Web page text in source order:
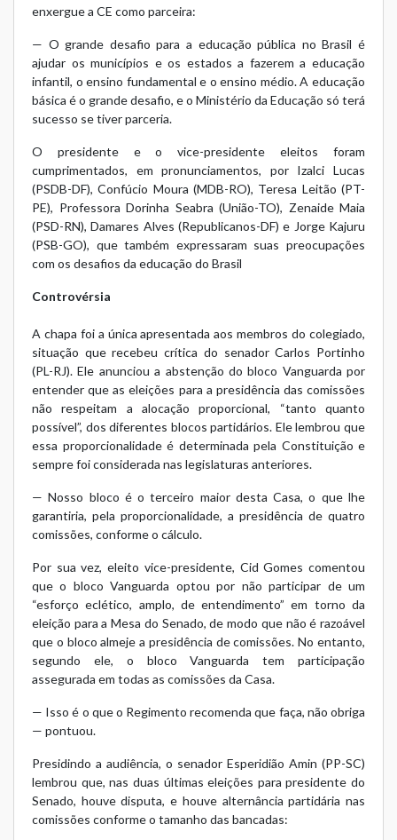
enxergue a CE como parceira:
— O grande desafio para a educação pública no Brasil é
ajudar os municípios e os estados a fazerem a educação
infantil, o ensino fundamental e o ensino médio. A educação
básica é o grande desafio, e o Ministério da Educação só terá
sucesso se tiver parceria.
O presidente e o vice-presidente eleitos foram
cumprimentados, em pronunciamentos, por Izalci Lucas
(PSDB-DF), Confúcio Moura (MDB-RO), Teresa Leitão (PT-
PE), Professora Dorinha Seabra (União-TO), Zenaide Maia
(PSD-RN), Damares Alves (Republicanos-DF) e Jorge Kajuru
(PSB-GO), que também expressaram suas preocupações
com os desafios da educação do Brasil
Controvérsia
A chapa foi a única apresentada aos membros do colegiado,
situação que recebeu crítica do senador Carlos Portinho
(PL-RJ). Ele anunciou a abstenção do bloco Vanguarda por
entender que as eleições para a presidência das comissões
não respeitam a alocação proporcional, “tanto quanto
possível”, dos diferentes blocos partidários. Ele lembrou que
essa proporcionalidade é determinada pela Constituição e
sempre foi considerada nas legislaturas anteriores.
— Nosso bloco é o terceiro maior desta Casa, o que lhe
garantiria, pela proporcionalidade, a presidência de quatro
comissões, conforme o cálculo.
Por sua vez, eleito vice-presidente, Cid Gomes comentou
que o bloco Vanguarda optou por não participar de um
“esforço eclético, amplo, de entendimento” em torno da
eleição para a Mesa do Senado, de modo que não é razoável
que o bloco almeje a presidência de comissões. No entanto,
segundo ele, o bloco Vanguarda tem participação
assegurada em todas as comissões da Casa.
— Isso é o que o Regimento recomenda que faça, não obriga
— pontuou.
Presidindo a audiência, o senador Esperidião Amin (PP-SC)
lembrou que, nas duas últimas eleições para presidente do
Senado, houve disputa, e houve alternância partidária nas
comissões conforme o tamanho das bancadas: